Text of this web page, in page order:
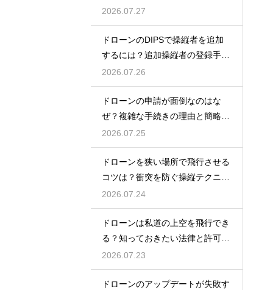
ント
2026.07.27
ドローンのDIPSで操縦者を追加
するには？追加操縦者の登録手順
を解説
2026.07.26
ドローンの申請が面倒なのはな
ぜ？複雑な手続きの理由と簡略化
の動向
2026.07.25
ドローンを狭い場所で飛行させる
コツは？衝突を防ぐ操縦テクニッ
クを解説
2026.07.24
ドローンは私道の上空を飛行でき
る？知っておきたい法律と許可の
ルール
2026.07.23
ドローンのアップデートが失敗す